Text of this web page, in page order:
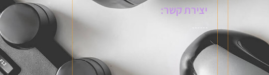
יצירת קשר: